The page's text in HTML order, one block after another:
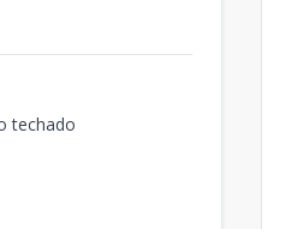
techado